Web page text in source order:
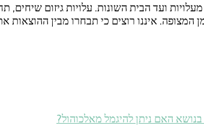
ועד הבית השונות. עלויות גיזום
המצופה. איננו רוצים כי תבחרו מבין
בנושא האם ניתן להיגמל מאלכוהול?